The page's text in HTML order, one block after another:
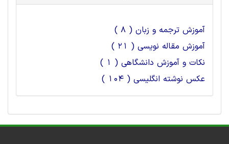
آموزش ترجمه و زبان ( 8 )
آموزش مقاله نویسی ( 21 )
نکات و آموزش دانشگاهی ( 1 )
عکس نوشته انگلیسی ( 104 )